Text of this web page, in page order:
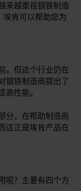
来越重视钢铁制造
埃肯可以帮助您为
，但这个行业仍在
钢铁制造商提出了
性能。
分，在帮助制造商
这正是埃肯产品在
呢？主要有四个方